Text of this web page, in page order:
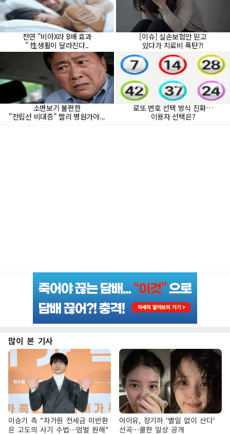
많이 본 기사
이승기 측 "차가원 전세금 미반환
은 고도의 사기 수법…엄벌 원해"
아이유, 장기하 '별일 없이 산다'
선곡…쿨한 일상 공개